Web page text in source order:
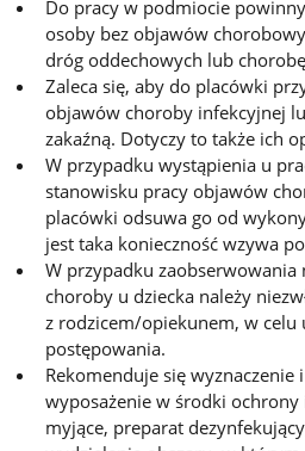
Do pracy w podmiocie
osoby bez objawów
dróg oddechowych lub
Zaleca się, aby do placówki
objawów choroby infekcyjnej
zakaźną. Dotyczy to także ich
W przypadku wystąpienia u
stanowisku pracy objawów
placówki odsuwa go od
jest taka konieczność wzywa
W przypadku
choroby u dziecka należy
z rodzicem/opiekunem, w celu
postępowania.
Rekomenduje się
wyposażenie w środki
myjące, preparat